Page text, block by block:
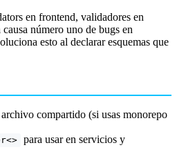
en frontend, validadores en
número uno de bugs en
esto al declarar esquemas que
compartido (si usas monorepo
para usar en servicios y